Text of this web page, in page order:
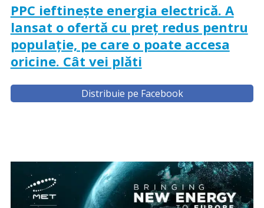
PPC ieftinește energia electrică. A
lansat o ofertă cu preț redus pentru
populație, pe care o poate accesa
oricine. Cât vei plăti
Distribuie pe Facebook